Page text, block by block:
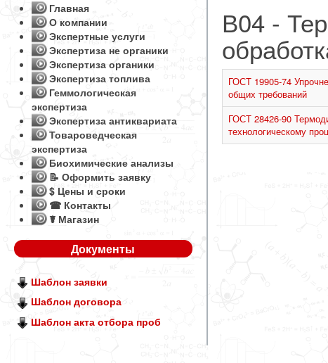
В04 -
ГОСТ 19905-74
общих требований
ГОСТ 28426-90
технологическому
Главная
О компании
Экспертные услуги
Экспертиза не органики
Экспертиза органики
Экспертиза топлива
Геммологическая
экспертиза
Экспертиза антиквариата
Товароведческая
экспертиза
Биохимические анализы
📝 Оформить заявку
$ Цены и сроки
☎ Контакты
☤ Магазин
Документы
Шаблон заявки
Шаблон договора
Шаблон акта отбора проб